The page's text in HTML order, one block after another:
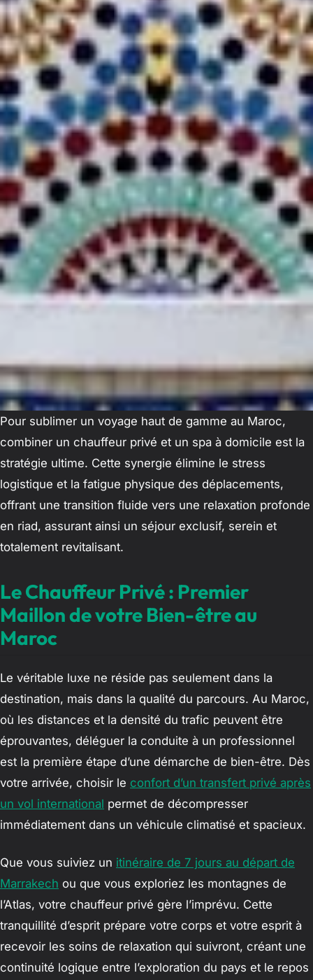
Pour sublimer un voyage haut de gamme au Maroc,
combiner un chauffeur privé et un spa à domicile est la
stratégie ultime. Cette synergie élimine le stress
logistique et la fatigue physique des déplacements,
offrant une transition fluide vers une relaxation profonde
en riad, assurant ainsi un séjour exclusif, serein et
totalement revitalisant.
Le Chauffeur Privé : Premier
Maillon de votre Bien-être au
Maroc
Le véritable luxe ne réside pas seulement dans la
destination, mais dans la qualité du parcours. Au Maroc,
où les distances et la densité du trafic peuvent être
éprouvantes, déléguer la conduite à un professionnel
est la première étape d’une démarche de bien-être. Dès
votre arrivée, choisir le confort d’un transfert privé après
un vol international permet de décompresser
immédiatement dans un véhicule climatisé et spacieux.
Que vous suiviez un itinéraire de 7 jours au départ de
Marrakech ou que vous exploriez les montagnes de
l’Atlas, votre chauffeur privé gère l’imprévu. Cette
tranquillité d’esprit prépare votre corps et votre esprit à
recevoir les soins de relaxation qui suivront, créant une
continuité logique entre l’exploration du pays et le repos